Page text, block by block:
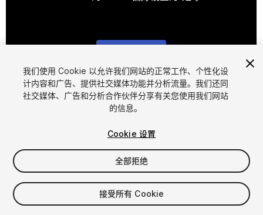
1/5
$9.99
增值税将在结算时计算
我们使用 Cookie 以允许我们网站的正常工作、个性化设
计内容和广告、提供社交媒体功能并分析流量。我们还同
社交媒体、广告和分析合作伙伴分享有关您使用我们网站
的信息。
Cookie 设置
全部拒绝
接受所有 Cookie